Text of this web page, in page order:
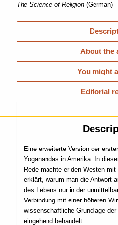
The Science of Religion(German)
About the
You might
Editorial
Eine erweiterte Version der
Yoganandas in Amerika. In
Rede machte er den Westen
erklärt, warum man die Antwort
des Lebens nur in der
Verbindung mit einer höheren
wissenschaftliche Grundlage der
eingehend behandelt.